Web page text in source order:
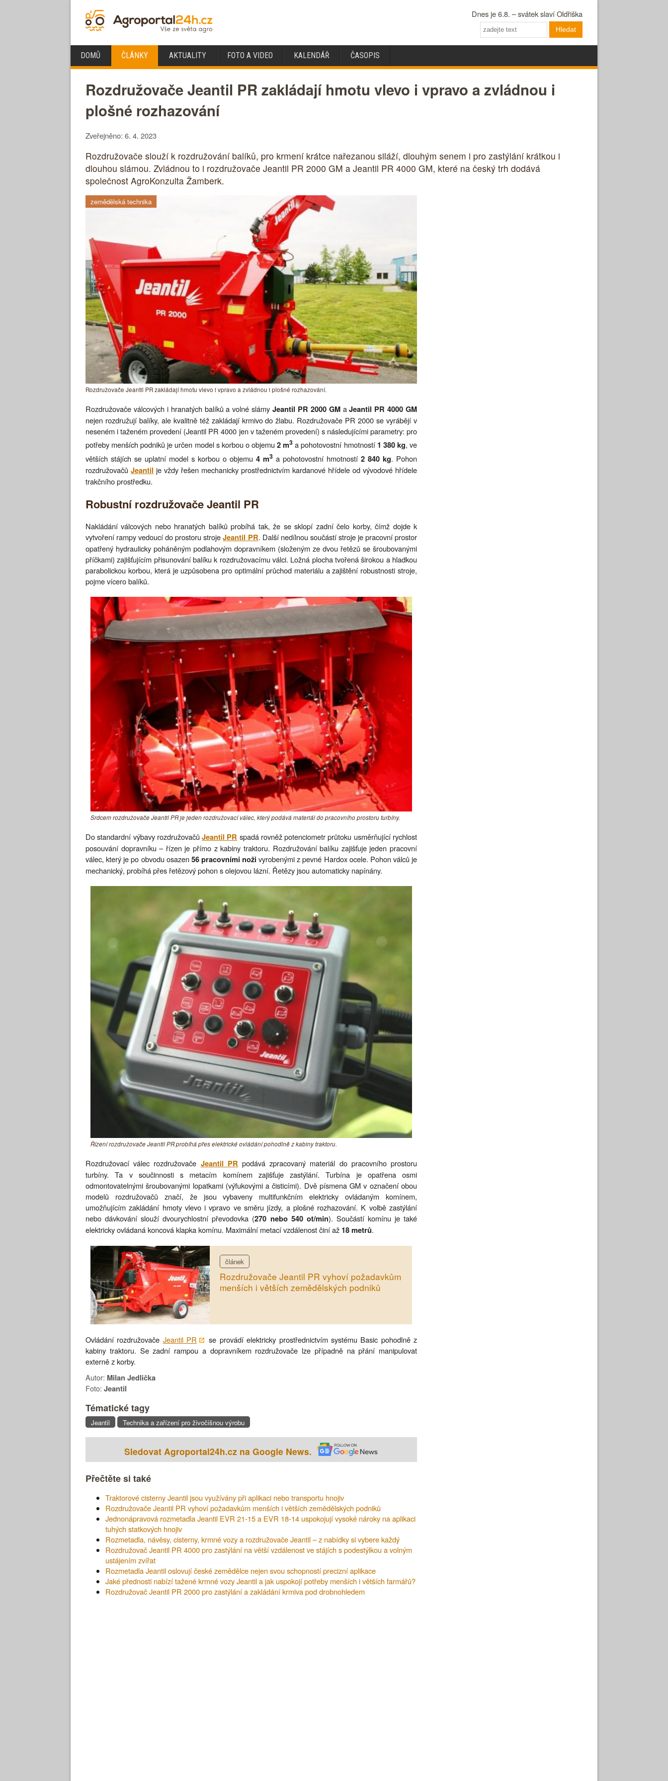
Dnes je 6.8. – svátek slaví Oldřiška
Hledat
DOMŮ ČLÁNKY AKTUALITY FOTO A VIDEO KALENDÁŘ ČASOPIS
Rozdružovače Jeantil PR zakládají hmotu vlevo i vpravo a zvládnou i
plošné rozhazování
Zveřejněno: 6. 4. 2023
Rozdružovače slouží k rozdružování balíků, pro krmení krátce nařezanou siláží, dlouhým senem i pro zastýlání krátkou i
dlouhou slámou. Zvládnou to i rozdružovače Jeantil PR 2000 GM a Jeantil PR 4000 GM, které na český trh dodává
společnost AgroKonzulta Žamberk.
zemědělská technika
Rozdružovače Jeantil PR zakládají hmotu vlevo i vpravo a zvládnou i plošné rozhazování.
Rozdružovače válcových i hranatých balíků a volné slámy Jeantil PR 2000 GMaJeantil PR 4000 GM
nejen rozdružují balíky, ale kvalitně též zakládají krmivo do žlabu. Rozdružovače PR 2000 se vyrábějí v
neseném i taženém provedení (Jeantil PR 4000 jen v taženém provedení) s následujícími parametry: pro
potřeby menších podniků je určen model s korbou o objemu2 m3 a pohotovostní hmotností1 380 kg, ve
větších stájích se uplatní model s korbou o objemu 4 m3 a pohotovostní hmotností 2 840 kg. Pohon
rozdružovačů Jeantil je vždy řešen mechanicky prostřednictvím kardanové hřídele od vývodové hřídele
trakčního prostředku.
Robustní rozdružovače Jeantil PR
Nakládání válcových nebo hranatých balíků probíhá tak, že se sklopí zadní čelo korby, čímž dojde k
vytvoření rampy vedoucí do prostoru strojeJeantil PR. Další nedílnou součástí stroje je pracovní prostor
opatřený hydraulicky poháněným podlahovým dopravníkem (složeným ze dvou řetězů se šroubovanými
příčkami) zajišťujícím přisunování balíku k rozdružovacímu válci. Ložná plocha tvořená širokou a hladkou
parabolickou korbou, která je uzpůsobena pro optimální průchod materiálu a zajištění robustnosti stroje,
pojme vícero balíků.
Srdcem rozdružovače Jeantil PR je jeden rozdružovací válec, který podává materiál do pracovního prostoru turbíny.
Do standardní výbavy rozdružovačůJeantil PR spadá rovněž potenciometr průtoku usměrňující rychlost
posouvání dopravníku – řízen je přímo z kabiny traktoru. Rozdružování balíku zajišťuje jeden pracovní
válec, který je po obvodu osazen56 pracovními noži vyrobenými z pevné Hardox ocele. Pohon válců je
mechanický, probíhá přes řetězový pohon s olejovou lázní. Řetězy jsou automaticky napínány.
Řízení rozdružovače Jeantil PR probíhá přes elektrické ovládání pohodlně z kabiny traktoru.
Rozdružovací válec rozdružovače Jeantil PR podává zpracovaný materiál do pracovního prostoru
turbíny. Ta v součinnosti s metacím komínem zajišťuje zastýlání. Turbína je opatřena osmi
odmontovatelnými šroubovanými lopatkami (výfukovými a čisticími). Dvě písmena GM v označení obou
modelů rozdružovačů značí, že jsou vybaveny multifunkčním elektricky ovládaným komínem,
umožňujícím zakládání hmoty vlevo i vpravo ve směru jízdy, a plošné rozhazování. K volbě zastýlání
nebo dávkování slouží dvourychlostní převodovka (270 nebo 540 ot/min). Součástí komínu je také
elektricky ovládaná koncová klapka komínu. Maximální metací vzdálenost činí až 18 metrů.
článek
Rozdružovače Jeantil PR vyhoví požadavkům
menších i větších zemědělských podniků
Ovládání rozdružovače Jeantil PR
se provádí elektricky prostřednictvím systému Basic pohodlně z
kabiny traktoru. Se zadní rampou a dopravníkem rozdružovače lze případně na přání manipulovat
externě z korby.
Autor: Milan Jedlička
Foto: Jeantil
Tématické tagy
Jeantil Technika a zařízení pro živočišnou výrobu
Sledovat Agroportal24h.cz na Google News.
Přečtěte si také
Traktorové cisterny Jeantil jsou využívány při aplikaci nebo transportu hnojiv
Rozdružovače Jeantil PR vyhoví požadavkům menších i větších zemědělských podniků
Jednonápravová rozmetadla Jeantil EVR 21-15 a EVR 18-14 uspokojují vysoké nároky na aplikaci
tuhých statkových hnojiv
Rozmetadla, návěsy, cisterny, krmné vozy a rozdružovače Jeantil – z nabídky si vybere každý
Rozdružovač Jeantil PR 4000 pro zastýlání na větší vzdálenost ve stájích s podestýlkou a volným
ustájením zvířat
Rozmetadla Jeantil oslovují české zemědělce nejen svou schopností precizní aplikace
Jaké přednosti nabízí tažené krmné vozy Jeantil a jak uspokojí potřeby menších i větších farmářů?
Rozdružovač Jeantil PR 2000 pro zastýlání a zakládání krmiva pod drobnohledem